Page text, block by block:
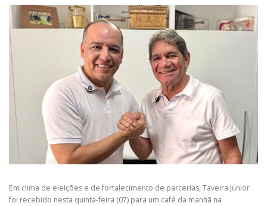
Em clima de eleições e de fortalecimento de parcerias, Taveira Júnior
foi recebido nesta quinta-feira (07) para um café da manhã na